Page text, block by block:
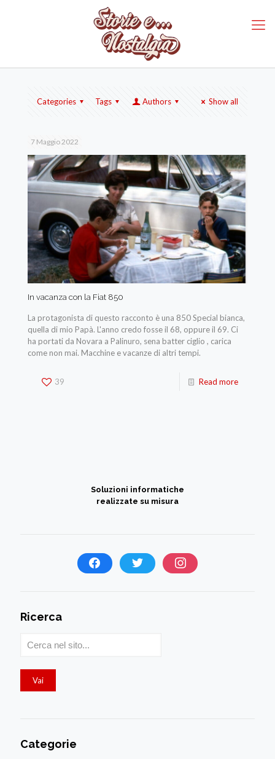
Categories Tags Authors Show all
7 Maggio 2022
In vacanza con la Fiat 850
La protagonista di questo racconto è una 850 Special bianca,
quella di mio Papà. L'anno credo fosse il 68, oppure il 69. Ci
ha portati da Novara a Palinuro, sena batter ciglio , carica
come non mai. Macchine e vacanze di altri tempi.
39 Read more
Soluzioni informatiche
realizzate su misura
Ricerca
Categorie